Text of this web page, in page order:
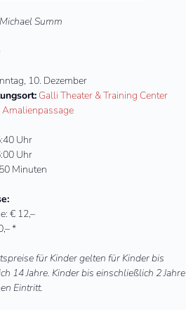
Summ
10. Dezember
Galli Theater & Training Center
Amalienpassage
Uhr
Uhr
Minuten
€ 12,–
*
für Kinder gelten für Kinder bis
14 Jahre. Kinder bis einschließlich 2 Jahre
Eintritt.